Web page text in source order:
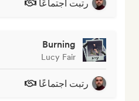
رتبت اجتماعًا
Burning
Lucy Fair
رتبت اجتماعًا